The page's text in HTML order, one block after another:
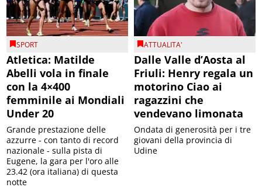
SPORT
Atletica: Matilde
Abelli vola in finale
con la 4×400
femminile ai Mondiali
Under 20
Grande prestazione delle
azzurre - con tanto di record
nazionale - sulla pista di
Eugene, la gara per l'oro alle
23.42 (ora italiana) di questa
notte
ATTUALITA'
Dalle Valle d’Aosta al
Friuli: Henry regala un
motorino Ciao ai
ragazzini che
vendevano limonata
Ondata di generosità per i tre
giovani della provincia di
Udine